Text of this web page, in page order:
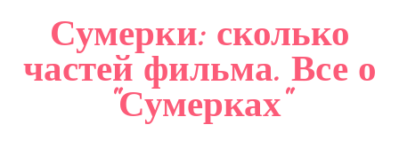
О САЙТЕ
ГАЛЕРЕЯ
Сумерки: сколько
частей фильма. Все о
"Сумерках"